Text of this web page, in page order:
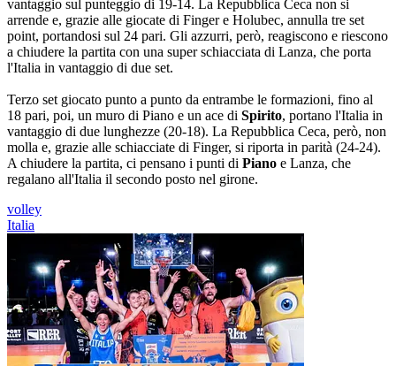
vantaggio sul punteggio di 19-14. La Repubblica Ceca non si
arrende e, grazie alle giocate di Finger e Holubec, annulla tre set
point, portandosi sul 24 pari. Gli azzurri, però, reagiscono e riescono
a chiudere la partita con una super schiacciata di Lanza, che porta
l'Italia in vantaggio di due set.
Terzo set giocato punto a punto da entrambe le formazioni, fino al
18 pari, poi, un muro di Piano e un ace di Spirito, portano l'Italia in
vantaggio di due lunghezze (20-18). La Repubblica Ceca, però, non
molla e, grazie alle schiacciate di Finger, si riporta in parità (24-24).
A chiudere la partita, ci pensano i punti di Piano e Lanza, che
regalano all'Italia il secondo posto nel girone.
volley
Italia